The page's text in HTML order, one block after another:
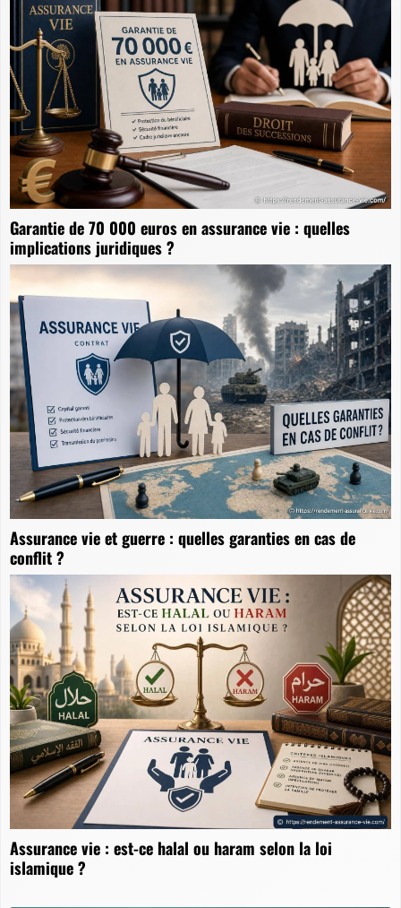
Garantie de 70 000 euros en assurance vie : quelles
implications juridiques ?
Assurance vie et guerre : quelles garanties en cas de
conflit ?
Assurance vie : est-ce halal ou haram selon la loi
islamique ?